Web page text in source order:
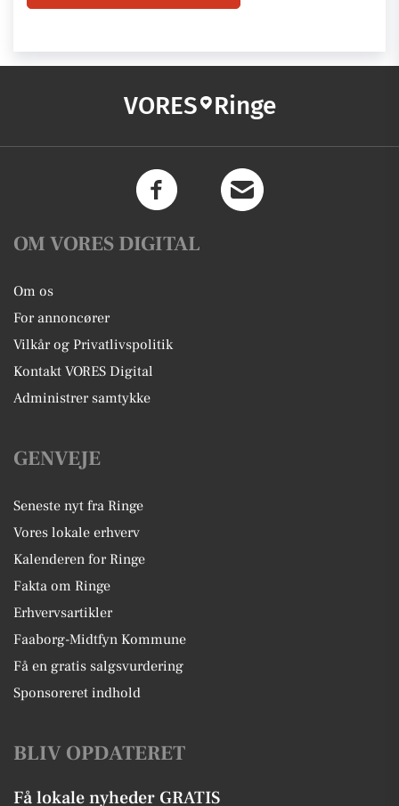
VORES Ringe
OM VORES DIGITAL
Om os
For annoncører
Vilkår og Privatlivspolitik
Kontakt VORES Digital
Administrer samtykke
GENVEJE
Seneste nyt fra Ringe
Vores lokale erhverv
Kalenderen for Ringe
Fakta om Ringe
Erhvervsartikler
Faaborg-Midtfyn Kommune
Få en gratis salgsvurdering
Sponsoreret indhold
BLIV OPDATERET
Få lokale nyheder GRATIS